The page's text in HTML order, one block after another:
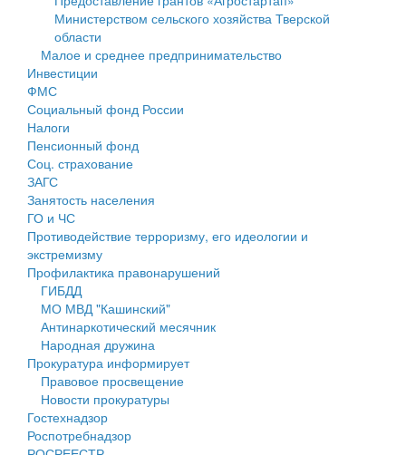
Социальная защита
Фотоальбом
Муниципальные услуги
Проекты административных регламентов
Антимонопольный комплаенс
Противодействие коррупции
Информационная поддержка субъектов малого и
среднего предпринимательства
Муниципальные программы
Контрольно-счетная палата
Персональные данные
Оценка регулирующего воздействия
Деятельность МУ
Нормативы градостроительного проектирования
Правила землепользования и застройки
Генеральные планы
Проекты планировки территории
Собрание депутатов
Министерством сельского хозяйства Тверской
области
Малое и среднее предпринимательство
Инвестиции
ФМС
Социальный фонд России
Налоги
Пенсионный фонд
Соц. страхование
ЗАГС
Занятость населения
ГО и ЧС
Противодействие терроризму, его идеологии и
экстремизму
Профилактика правонарушений
ГИБДД
МО МВД "Кашинский"
Антинаркотический месячник
Народная дружина
Прокуратура информирует
Правовое просвещение
Новости прокуратуры
Гостехнадзор
Роспотребнадзор